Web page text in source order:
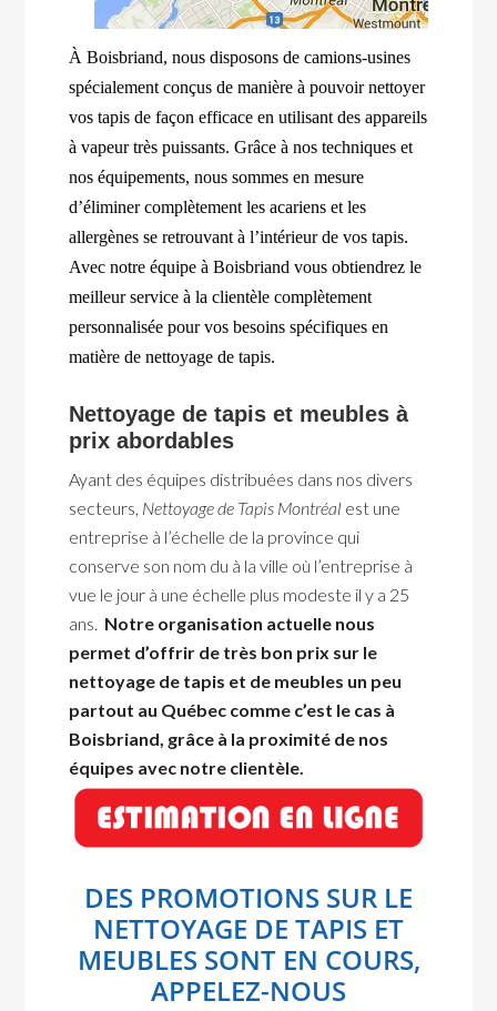
À Boisbriand, nous disposons de camions-usines
spécialement conçus de manière à pouvoir nettoyer
vos tapis de façon efficace en utilisant des appareils
à vapeur très puissants. Grâce à nos techniques et
nos équipements, nous sommes en mesure
d’éliminer complètement les acariens et les
allergènes se retrouvant à l’intérieur de vos tapis.
Avec notre équipe à Boisbriand vous obtiendrez le
meilleur service à la clientèle complètement
personnalisée pour vos besoins spécifiques en
matière de nettoyage de tapis.
Nettoyage de tapis et meubles à
prix abordables
Ayant des équipes distribuées dans nos divers
secteurs, Nettoyage de Tapis Montréal est une
entreprise à l’échelle de la province qui
conserve son nom du à la ville où l’entreprise à
vue le jour à une échelle plus modeste il y a 25
ans. Notre organisation actuelle nous
permet d’offrir de très bon prix sur le
nettoyage de tapis et de meubles un peu
partout au Québec comme c’est le cas à
Boisbriand, grâce à la proximité de nos
équipes avec notre clientèle.
DES PROMOTIONS SUR LE
NETTOYAGE DE TAPIS ET
MEUBLES SONT EN COURS,
APPELEZ-NOUS